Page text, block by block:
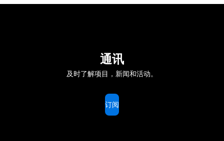
通讯
及时了解项目，新闻和活动。
订阅